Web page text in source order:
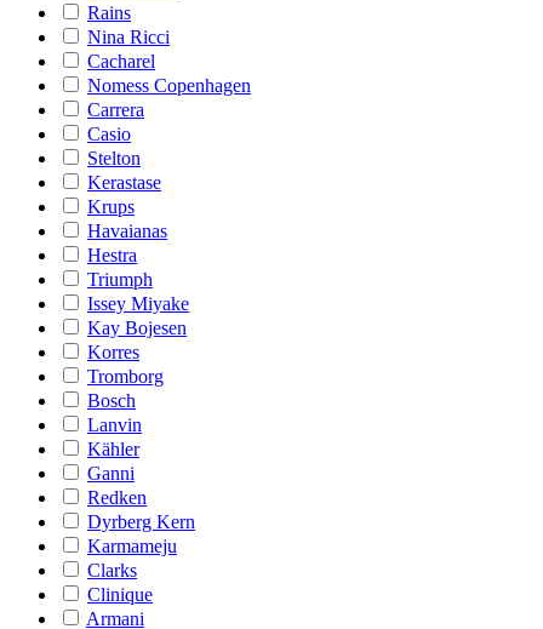
Rains
Nina Ricci
Cacharel
Nomess Copenhagen
Carrera
Casio
Stelton
Kerastase
Krups
Havaianas
Hestra
Triumph
Issey Miyake
Kay Bojesen
Korres
Tromborg
Bosch
Lanvin
Kähler
Ganni
Redken
Dyrberg Kern
Karmameju
Clarks
Clinique
Armani